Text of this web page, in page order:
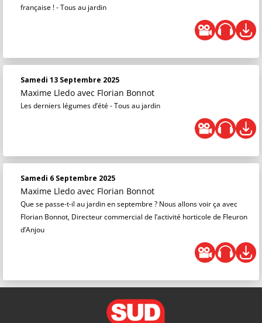
française ! - Tous au jardin
Samedi 13 Septembre 2025
Maxime Lledo avec Florian Bonnot
Les derniers légumes d’été - Tous au jardin
Samedi 6 Septembre 2025
Maxime Lledo avec Florian Bonnot
Que se passe-t-il au jardin en septembre ? Nous allons voir ça avec
Florian Bonnot, Directeur commercial de l’activité horticole de Fleuron
d’Anjou